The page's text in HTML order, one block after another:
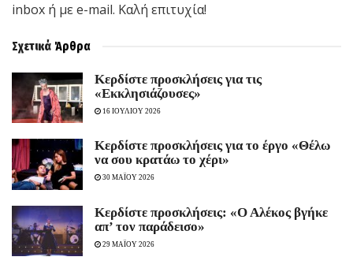
inbox ή με e-mail. Καλή επιτυχία!
Σχετικά Άρθρα
Kερδίστε προσκλήσεις για τις
«Εκκλησιάζουσες»
16 ΙΟΥΛΙΟΥ 2026
Κερδίστε προσκλήσεις για το έργο «Θέλω
να σου κρατάω το χέρι»
30 ΜΑΪΟΥ 2026
Κερδίστε προσκλήσεις: «Ο Αλέκος βγήκε
απ’ τον παράδεισο»
29 ΜΑΪΟΥ 2026